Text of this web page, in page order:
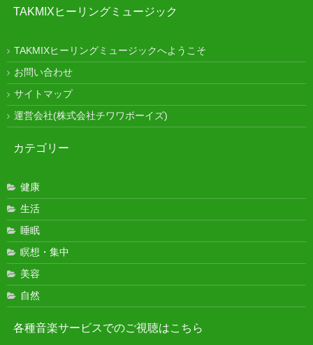
TAKMIXヒーリングミュージック
TAKMIXヒーリングミュージックへようこそ
お問い合わせ
サイトマップ
運営会社(株式会社チワワボーイズ)
カテゴリー
健康
生活
睡眠
瞑想・集中
美容
自然
各種音楽サービスでのご視聴はこちら